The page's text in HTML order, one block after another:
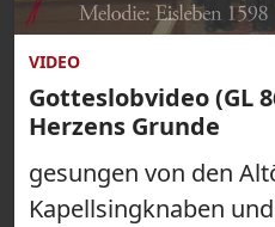
VIDEO
Gotteslobvideo (GL
Herzens Grunde
gesungen von den
Kapellsingknaben